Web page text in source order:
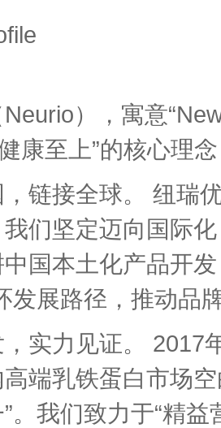
），寓意“New
康至上”的核心理
接全球。 纽瑞优
们坚定迈向国际
国本土化产品开
发展路径，推动品
力见证。 2017年
端乳铁蛋白市场
。我们致力于“精